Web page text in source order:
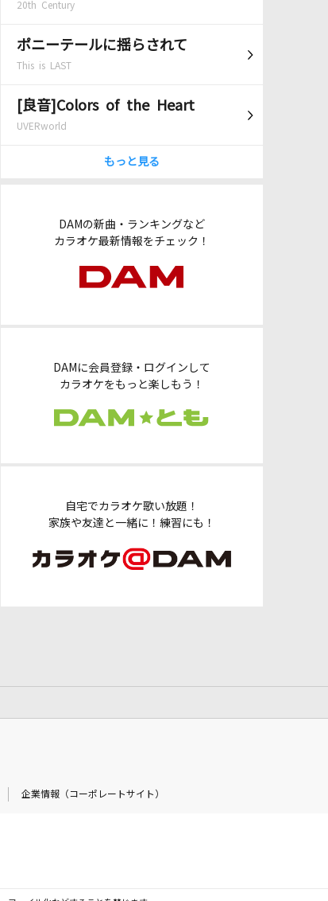
20th Century
ポニーテールに揺らされて
This is LAST
[良音]Colors of the Heart
UVERworld
もっと見る
DAMの新曲・ランキングなど
カラオケ最新情報をチェック！
DAMに会員登録・ログインして
カラオケをもっと楽しもう！
自宅でカラオケ歌い放題！
家族や友達と一緒に！練習にも！
企業情報（コーポレートサイト）